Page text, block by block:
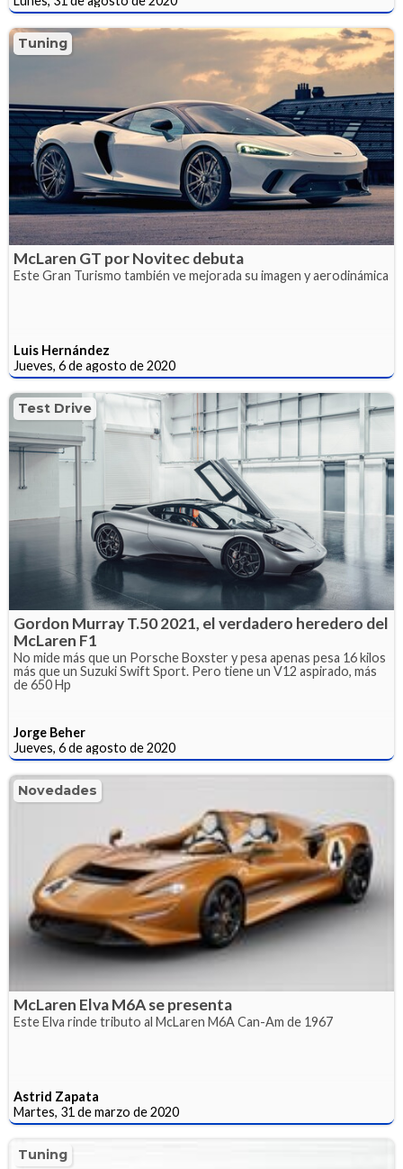
Tuning
McLaren GT por Novitec debuta
Este Gran Turismo también ve mejorada su imagen y aerodinámica
Luis Hernández
Jueves, 6 de agosto de 2020
Test Drive
Gordon Murray T.50 2021, el verdadero heredero del
McLaren F1
No mide más que un Porsche Boxster y pesa apenas pesa 16 kilos
más que un Suzuki Swift Sport. Pero tiene un V12 aspirado, más
de 650 Hp
Jorge Beher
Jueves, 6 de agosto de 2020
Novedades
McLaren Elva M6A se presenta
Este Elva rinde tributo al McLaren M6A Can-Am de 1967
Astrid Zapata
Martes, 31 de marzo de 2020
Tuning